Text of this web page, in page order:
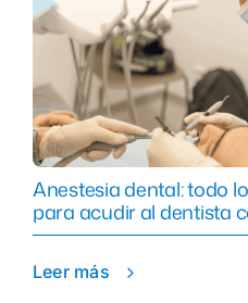
Anestesia dental: todo
para acudir al dentista
Leer más